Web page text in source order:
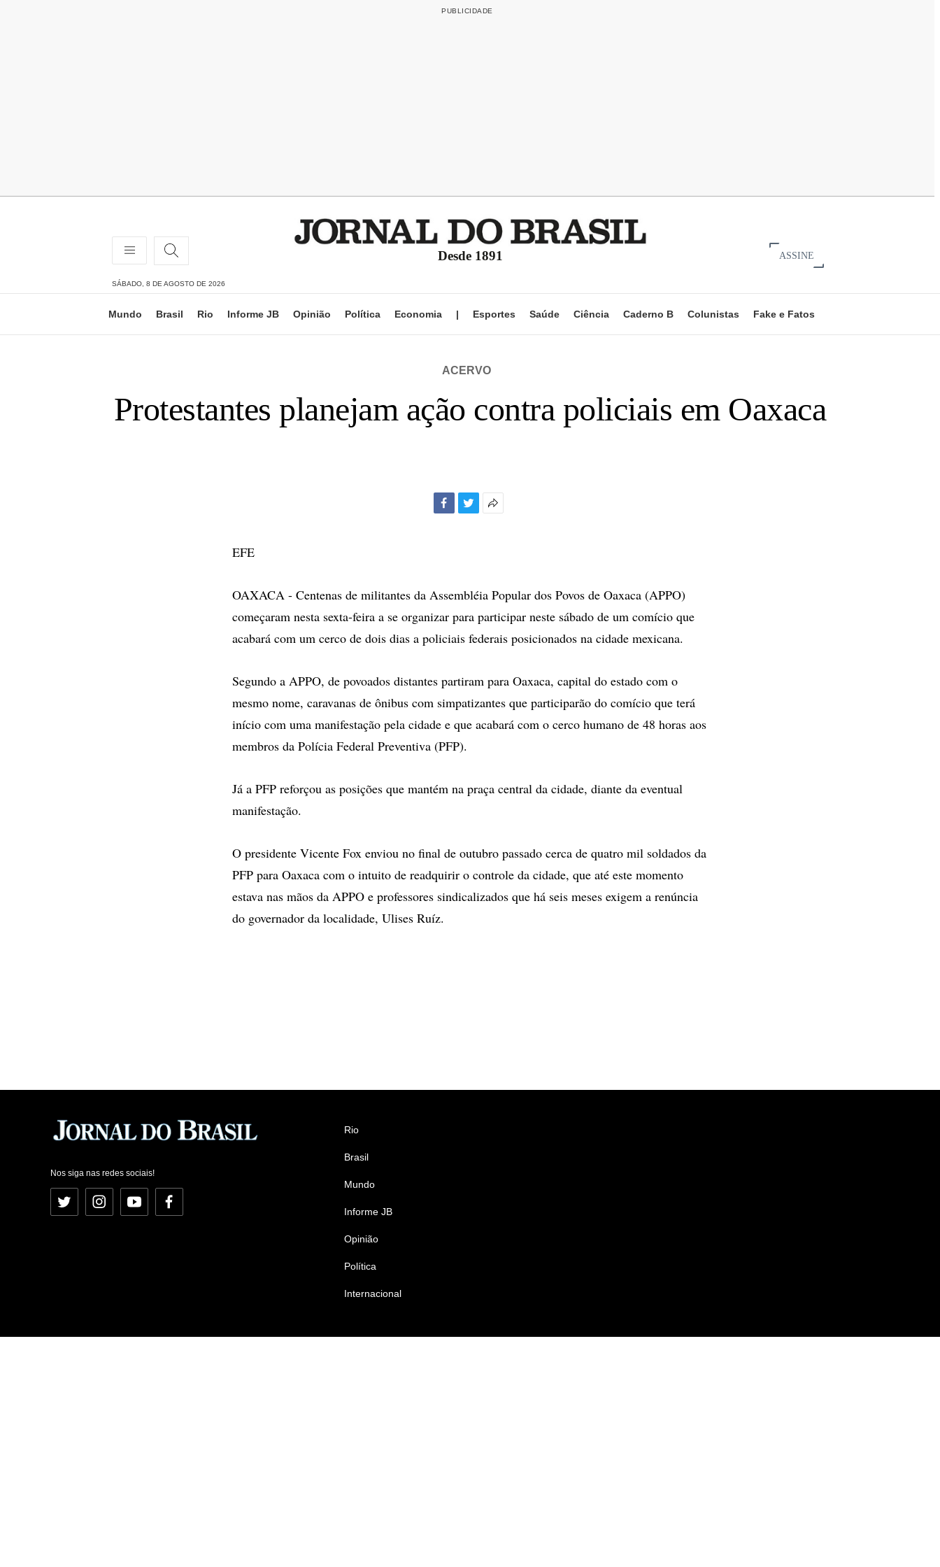
Desde 1891 ASSINE
SÁBADO, 8 DE AGOSTO DE 2026
Mundo Brasil Rio Informe JB Opinião Política Economia | Esportes Saúde Ciência Caderno B Colunistas Fake e Fatos
ACERVO
Protestantes planejam ação contra policiais em Oaxaca
EFE
OAXACA - Centenas de militantes da Assembléia Popular dos Povos de Oaxaca (APPO)
começaram nesta sexta-feira a se organizar para participar neste sábado de um comício que
acabará com um cerco de dois dias a policiais federais posicionados na cidade mexicana.
Segundo a APPO, de povoados distantes partiram para Oaxaca, capital do estado com o
mesmo nome, caravanas de ônibus com simpatizantes que participarão do comício que terá
início com uma manifestação pela cidade e que acabará com o cerco humano de 48 horas aos
membros da Polícia Federal Preventiva (PFP).
Já a PFP reforçou as posições que mantém na praça central da cidade, diante da eventual
manifestação.
O presidente Vicente Fox enviou no final de outubro passado cerca de quatro mil soldados da
PFP para Oaxaca com o intuito de readquirir o controle da cidade, que até este momento
estava nas mãos da APPO e professores sindicalizados que há seis meses exigem a renúncia
do governador da localidade, Ulises Ruíz.
Nos siga nas redes sociais!
Twitter InstagramYouTubeFacebook
Rio
Brasil
Mundo
Informe JB
Opinião
Política
Internacional